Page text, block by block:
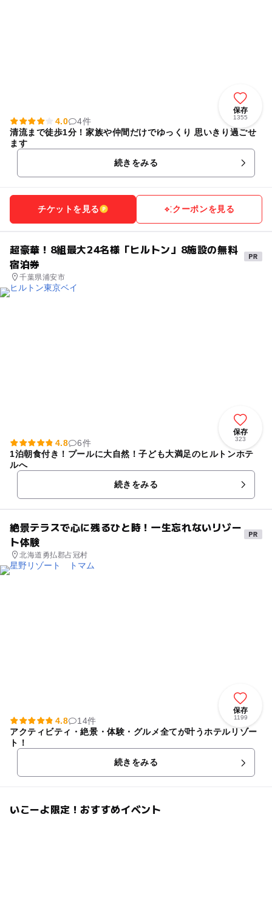
保存
1355
4.0
4件
清流まで徒歩1分！家族や仲間だけでゆっくり 思いきり過ごせ
ます
続きをみる
チケットを見る クーポンを見る
超豪華！8組最大24名様「ヒルトン」8施設の無料
宿泊券
千葉県浦安市
保存
323
4.8
6件
1泊朝食付き！プールに大自然！子ども大満足のヒルトンホテ
ルへ
続きをみる
絶景テラスで心に残るひと時！一生忘れないリゾー
ト体験
北海道勇払郡占冠村
保存
1199
4.8
14件
アクティビティ・絶景・体験・グルメ全てが叶うホテルリゾー
ト！
続きをみる
いこーよ限定！おすすめイベント